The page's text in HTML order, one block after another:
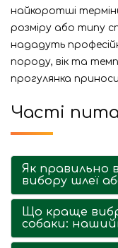
найкоротші
розміру або типу
нададуть
породу, вік та
прогулянка
Часті
Як правильно
вибору шлеї
Що краще
собаки: